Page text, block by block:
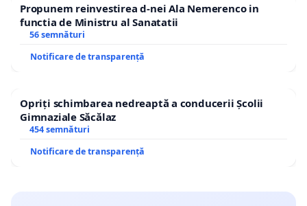
Propunem reinvestirea d-nei Ala Nemerenco in
functia de Ministru al Sanatatii
56 semnături
Notificare de transparență
Opriți schimbarea nedreaptă a conducerii Școlii
Gimnaziale Săcălaz
454 semnături
Notificare de transparență